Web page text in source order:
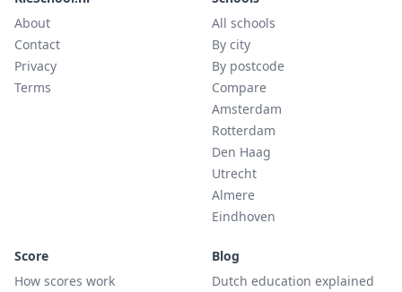
About
Contact
Privacy
Terms
All schools
By city
By postcode
Compare
Amsterdam
Rotterdam
Den Haag
Utrecht
Almere
Eindhoven
Score
How scores work
Blog
Dutch education explained